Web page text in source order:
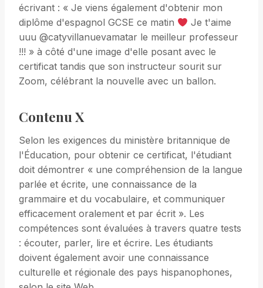
écrivant : « Je viens également d'obtenir mon
diplôme d'espagnol GCSE ce matin
Je t'aime
uuu @catyvillanuevamatar le meilleur professeur
!!! » à côté d'une image d'elle posant avec le
certificat tandis que son instructeur sourit sur
Zoom, célébrant la nouvelle avec un ballon.
Contenu X
Selon les exigences du ministère britannique de
l'Éducation, pour obtenir ce certificat, l'étudiant
doit démontrer « une compréhension de la langue
parlée et écrite, une connaissance de la
grammaire et du vocabulaire, et communiquer
efficacement oralement et par écrit ». Les
compétences sont évaluées à travers quatre tests
: écouter, parler, lire et écrire. Les étudiants
doivent également avoir une connaissance
culturelle et régionale des pays hispanophones,